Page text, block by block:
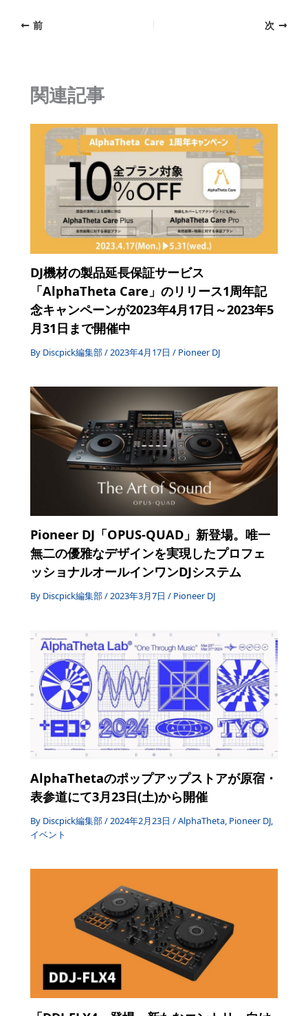
o
o
k
e
前 次
関連記事
DJ機材の製品延長保証サービス
「AlphaTheta Care」のリリース1周年記
念キャンペーンが2023年4月17日～2023年5
月31日まで開催中
By Discpick編集部/2023年4月17日/ Pioneer DJ
Pioneer DJ「OPUS-QUAD」新登場。唯一
無二の優雅なデザインを実現したプロフェ
ッショナルオールインワンDJシステム
By Discpick編集部/2023年3月7日/ Pioneer DJ
AlphaThetaのポップアップストアが原宿・
表参道にて3月23日(土)から開催
By Discpick編集部/2024年2月23日/AlphaTheta, Pioneer DJ,
イベント